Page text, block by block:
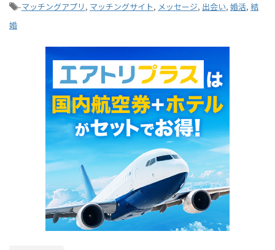
-マッチングアプリ , マッチングサイト, メッセージ, 出会い, 婚活, 結
婚